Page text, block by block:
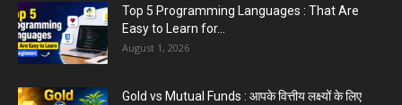
Top 5 Programming Languages : That Are
Easy to Learn for...
August 1, 2026
Gold vs Mutual Funds : आपके वित्तीय लक्ष्यों के लिए